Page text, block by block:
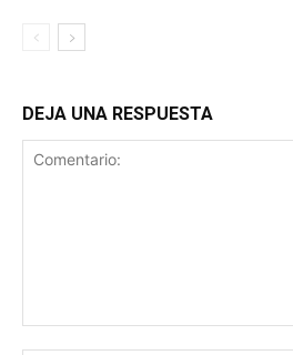
DEJA UNA RESPUESTA